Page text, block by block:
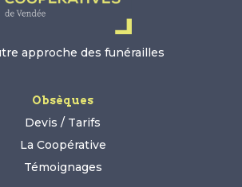
approche des funérailles
Obsèques
Devis / Tarifs
La Coopérative
Témoignages